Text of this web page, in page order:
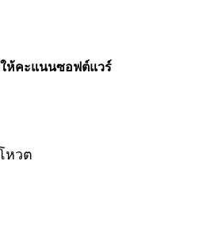
ห้คะแนนซอฟต์แวร์
หวต